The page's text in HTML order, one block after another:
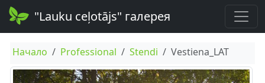
"Lauku ceļotājs" галерея
Начало Professional Stendi Vestiena_LAT